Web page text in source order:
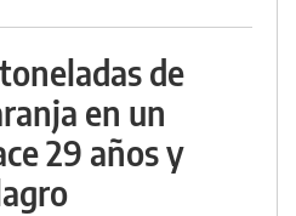
de
en un
29 años y